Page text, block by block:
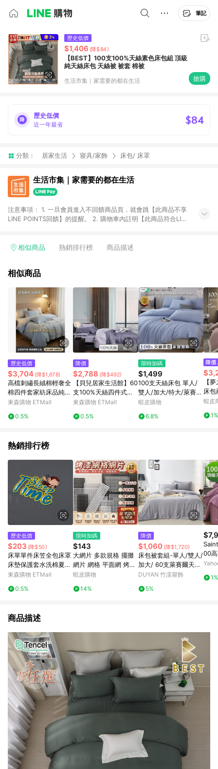
筆記
歷史低價
$1,406 (降$84)
【BEST】100支100%天絲素色床包組 頂級
純天絲床包 天絲被 被套 棉被
生活市集｜家需要的都在生活 搶購
歷史低價
近一年最省 $84
分類： 居家生活 寢具/家飾 床包/ 床罩
生活市集｜家需要的都在生活
注意事項： 1. 一旦會員進入不回饋商品頁，就會跳【此商品不享
LINE POINTS回饋】的提醒。 2. 購物車內註明【此商品符合LINE
語，即不具贈點資格 [激省好物區網址：
若上方跳出0.5%回饋警示語，即為此類商品 [品牌活動區網址：
2019/9/23起，[Apple全系列商品]與[機車]不具贈點資格。 6. 帶
有「商城」標籤商品不具贈點資格 7. 需透過LINE購物前往並在同
一瀏覽器於24小時內結帳才享有回饋。 8. 點數將於廠商出貨後，
過鑑賞期，無取消訂單或退貨行為，30天前後發送。 9. 預購商
品、海外直送商品下單後，無取消訂單或退貨行為，點數於下單
後60天前後發送。 10. ios APP請更新至3.7.3才具贈點資格。 11.
android APP請更新至3.3.1才具贈點資格。
相似商品 熱銷排行榜 商品描述
相似商品
歷史低價
$3,704 (降$1,678)
高檔刺繡長絨棉輕奢全
棉四件套家紡床品純棉
床單被套床笠床上用品
東森購物 ETMall
0.5%
降價
$2,788 (降$492)
【貝兒居家生活館】60
支100%天絲四件式兩
用被床包組 裸睡系列
東森購物 ETMall
0.5%
限時加碼
$1,499
100支天絲床包 單人/
雙人/加大/特大/萊賽
爾/床單/床包組/床套/
冰藍泡沫 賴床小鋪
蝦皮購物
6.8%
【
床包
天絲
包
蝦皮
1%
熱銷排行榜
歷史低價
$203 (降$50)
床單單件床笠全包床罩
床墊保護套水洗棉夏季
母嬰水洗棉床笠三件套
東森購物 ETMall
0.5%
限時加碼
$143
大網片 多款規格 擺攤
網片 網格 平面網 烤漆
網片 鐵網 夜市網片 大
網格掛籃 網片 鐵網格
蝦皮購物
14%
降價
$1,060 (降$1,720)
床包被套組-單人/雙人/
加大/ 60支萊賽爾天絲
/ 芝麻霧灰 台灣製
DUYAN 竹漾寢飾
5%
00
加大
1%
商品描述